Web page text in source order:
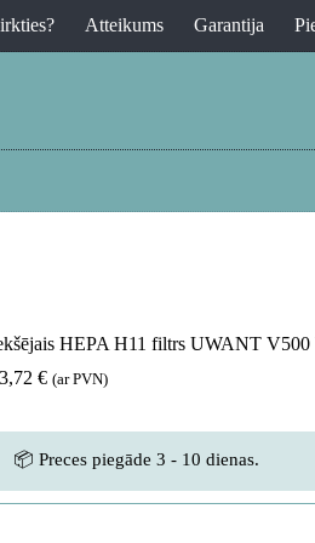
Atteikums Garantija
HEPA H11 filtrs UWANT V500
€ (ar PVN)
📦 Preces piegāde 3 - 10 dienas.